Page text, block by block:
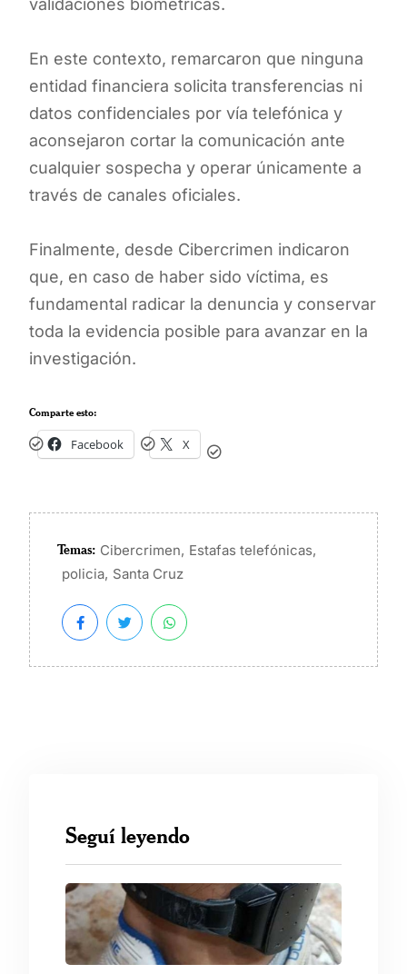
validaciones biométricas.
En este contexto, remarcaron que ninguna
entidad financiera solicita transferencias ni
datos confidenciales por vía telefónica y
aconsejaron cortar la comunicación ante
cualquier sospecha y operar únicamente a
través de canales oficiales.
Finalmente, desde Cibercrimen indicaron
que, en caso de haber sido víctima, es
fundamental radicar la denuncia y conservar
toda la evidencia posible para avanzar en la
investigación.
Comparte esto:
Facebook X
Temas: Cibercrimen, Estafas telefónicas,
policia, Santa Cruz
Seguí leyendo